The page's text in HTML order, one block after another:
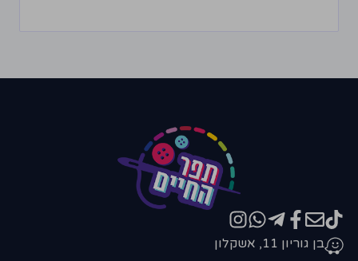
בן גוריון 11, אשקלון